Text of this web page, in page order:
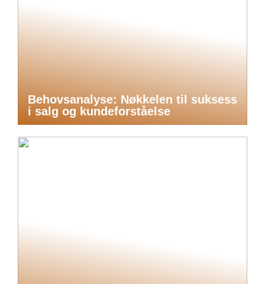
Behovsanalyse: Nøkkelen til suksess
i salg og kundeforståelse